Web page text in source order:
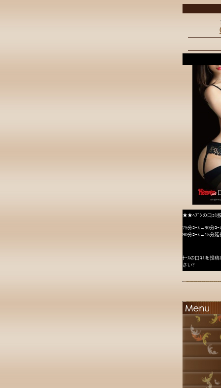
★★ﾍﾌﾞﾝの口ｺﾐ
75分ｺｰｽ→90分ｺｰ
90分ｺｰｽ→15分延
ﾅｰｽの口ｺﾐを投
さい?